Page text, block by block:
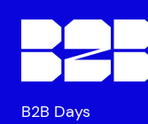
B2B Days